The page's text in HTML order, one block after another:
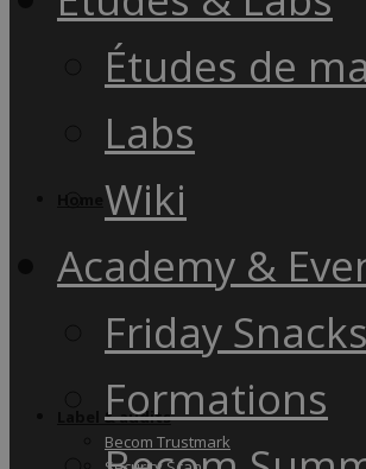
Label & audits
Becom Trustmark
Études de
Labs
Wiki
Academy &
Friday Snacks
Formations